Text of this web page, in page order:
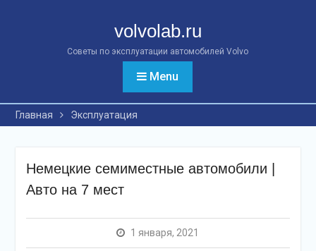
volvolab.ru
Советы по эксплуатации автомобилей Volvo
Menu
Главная Эксплуатация
Немецкие семиместные автомобили |
Авто на 7 мест
1 января, 2021